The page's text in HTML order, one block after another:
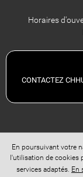
Horaires
CONTACTEZ
Accès administration
En poursuivant votre
l'utilisation de cookies
services adaptés. En